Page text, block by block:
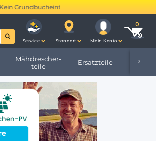
• Mehr erfahren →
Service Standort Mein Konto
Mähdrescher-
teile
Ersatzteile